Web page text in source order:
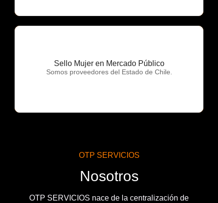
Sello Mujer en Mercado Público
Somos proveedores del Estado de Chile.
OTP Servicios
OTP SERVICIOS
Nosotros
OTP SERVICIOS nace de la centralización de